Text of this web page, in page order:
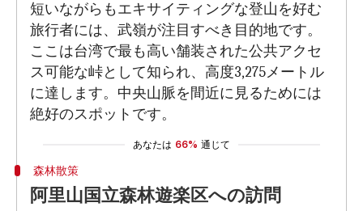
短いながらもエキサイティングな登山を好む
旅行者には、武嶺が注目すべき目的地です。
ここは台湾で最も高い舗装された公共アクセ
ス可能な峠として知られ、高度3,275メートル
に達します。中央山脈を間近に見るためには
絶好のスポットです。
あなたは 66% 通じて
森林散策
阿里山国立森林遊楽区への訪問